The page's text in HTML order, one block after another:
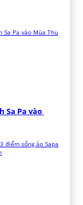
Sa Pa vào